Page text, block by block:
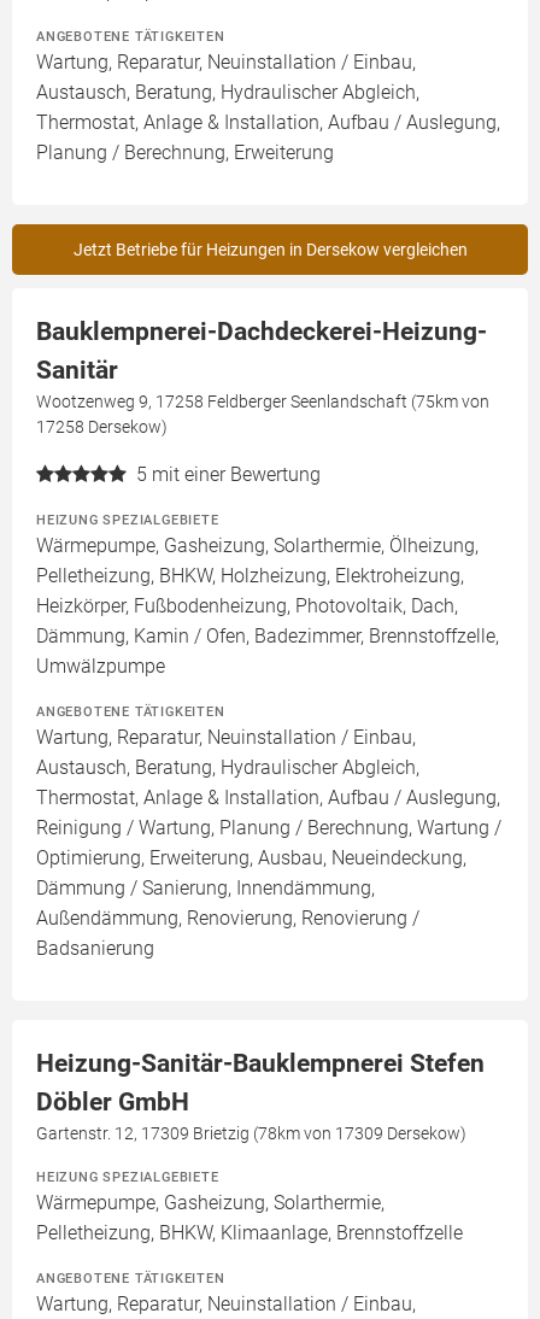
ANGEBOTENE TÄTIGKEITEN
Wartung, Reparatur, Neuinstallation / Einbau,
Austausch, Beratung, Hydraulischer Abgleich,
Thermostat, Anlage & Installation, Aufbau / Auslegung,
Planung / Berechnung, Erweiterung
Jetzt Betriebe für Heizungen in Dersekow vergleichen
Bauklempnerei-Dachdeckerei-Heizung-
Sanitär
Wootzenweg 9, 17258 Feldberger Seenlandschaft (75km von
17258 Dersekow)
5 mit einer Bewertung
HEIZUNG SPEZIALGEBIETE
Wärmepumpe, Gasheizung, Solarthermie, Ölheizung,
Pelletheizung, BHKW, Holzheizung, Elektroheizung,
Heizkörper, Fußbodenheizung, Photovoltaik, Dach,
Dämmung, Kamin / Ofen, Badezimmer, Brennstoffzelle,
Umwälzpumpe
ANGEBOTENE TÄTIGKEITEN
Wartung, Reparatur, Neuinstallation / Einbau,
Austausch, Beratung, Hydraulischer Abgleich,
Thermostat, Anlage & Installation, Aufbau / Auslegung,
Reinigung / Wartung, Planung / Berechnung, Wartung /
Optimierung, Erweiterung, Ausbau, Neueindeckung,
Dämmung / Sanierung, Innendämmung,
Außendämmung, Renovierung, Renovierung /
Badsanierung
Heizung-Sanitär-Bauklempnerei Stefen
Döbler GmbH
Gartenstr. 12, 17309 Brietzig (78km von 17309 Dersekow)
HEIZUNG SPEZIALGEBIETE
Wärmepumpe, Gasheizung, Solarthermie,
Pelletheizung, BHKW, Klimaanlage, Brennstoffzelle
ANGEBOTENE TÄTIGKEITEN
Wartung, Reparatur, Neuinstallation / Einbau,